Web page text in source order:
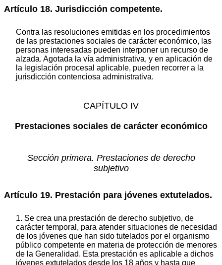
Artículo 18. Jurisdicción competente.
Contra las resoluciones emitidas en los procedimientos
de las prestaciones sociales de carácter económico, las
personas interesadas pueden interponer un recurso de
alzada. Agotada la vía administrativa, y en aplicación de
la legislación procesal aplicable, pueden recorrer a la
jurisdicción contenciosa administrativa.
CAPÍTULO IV
Prestaciones sociales de carácter económico
Sección primera. Prestaciones de derecho
subjetivo
Artículo 19. Prestación para jóvenes extutelados.
1. Se crea una prestación de derecho subjetivo, de
carácter temporal, para atender situaciones de necesidad
de los jóvenes que han sido tutelados por el organismo
público competente en materia de protección de menores
de la Generalidad. Esta prestación es aplicable a dichos
jóvenes extutelados desde los 18 años y hasta que